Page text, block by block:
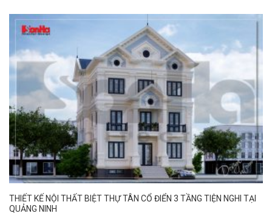
THIẾT KẾ NỘI THẤT BIỆT THỰ TÂN CỔ ĐIỂN 3 TẦNG TIỆN NGHI TẠI
QUẢNG NINH